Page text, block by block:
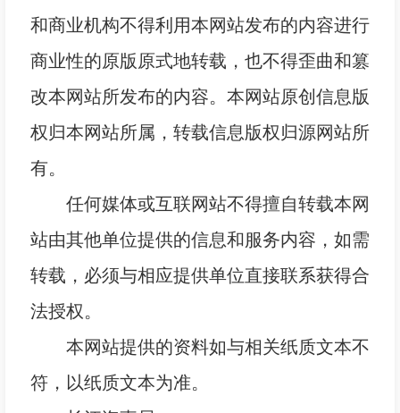
和商业机构不得利用本网站发布的内容进行
商业性的原版原式地转载，也不得歪曲和篡
改本网站所发布的内容。本网站原创信息版
权归本网站所属，转载信息版权归源网站所
有。
任何媒体或互联网站不得擅自转载本网
站由其他单位提供的信息和服务内容，如需
转载，必须与相应提供单位直接联系获得合
法授权。
本网站提供的资料如与相关纸质文本不
符，以纸质文本为准。